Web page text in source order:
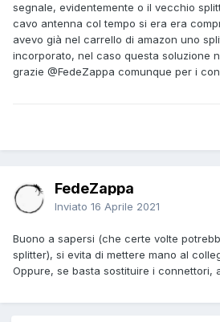
segnale, evidentemente o il vecchio
cavo antenna col tempo si era era
avevo già nel carrello di amazon uno
incorporato, nel caso questa soluzione
grazie @FedeZappa comunque per i
FedeZappa
Inviato 16 Aprile 2021
Buono a sapersi (che certe volte
splitter), si evita di mettere mano al
Oppure, se basta sostituire i connettori,